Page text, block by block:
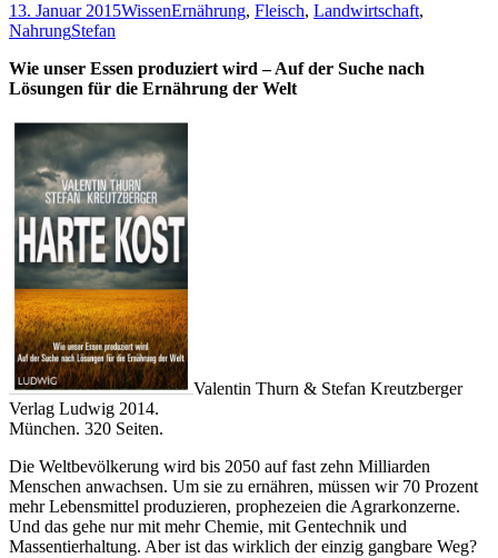
13. Januar 2015WissenErnährung, Fleisch, Landwirtschaft,
NahrungStefan
Wie unser Essen produziert wird – Auf der Suche nach
Lösungen für die Ernährung der Welt
Valentin Thurn & Stefan Kreutzberger
Verlag Ludwig 2014.
München. 320 Seiten.
Die Weltbevölkerung wird bis 2050 auf fast zehn Milliarden
Menschen anwachsen. Um sie zu ernähren, müssen wir 70 Prozent
mehr Lebensmittel produzieren, prophezeien die Agrarkonzerne.
Und das gehe nur mit mehr Chemie, mit Gentechnik und
Massentierhaltung. Aber ist das wirklich der einzig gangbare Weg?